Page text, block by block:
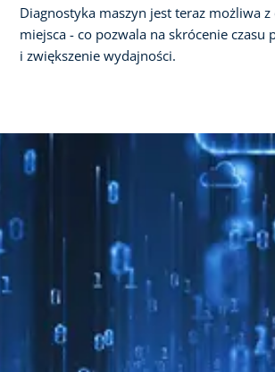
Diagnostyka maszyn jest teraz możliwa
miejsca - co pozwala na skrócenie czasu
i zwiększenie wydajności.